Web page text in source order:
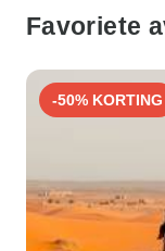
Favoriete
-50% KORTING